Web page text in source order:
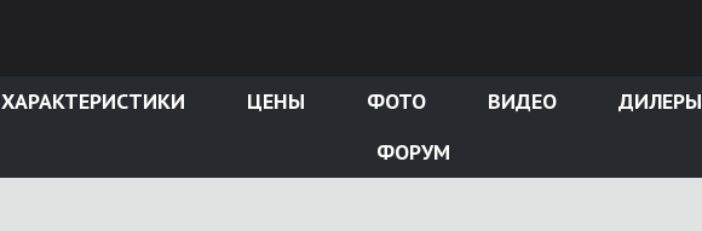
ХАРАКТЕРИСТИКИ ЦЕНЫ ФОТО ВИДЕО ДИЛЕРЫ
ФОРУМ